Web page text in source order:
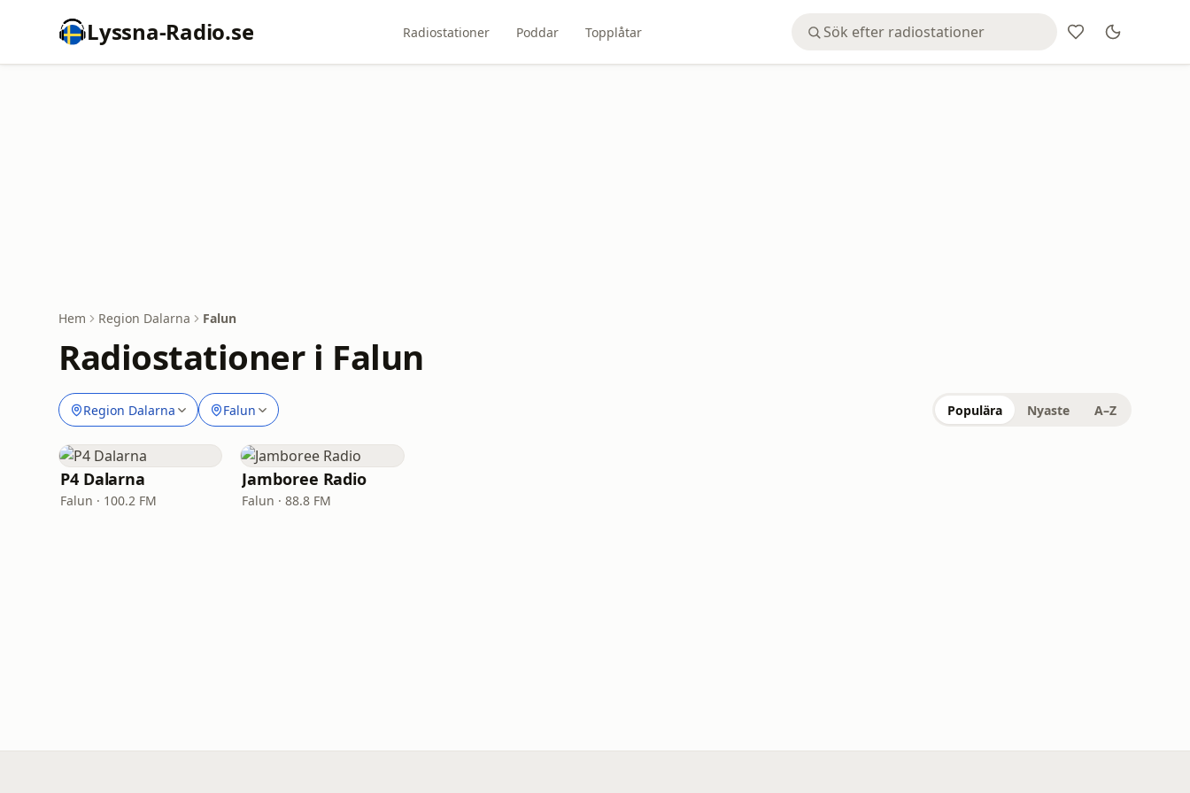
Lyssna-Radio.se Radiostationer Poddar Topplåtar
Hem Region Dalarna Falun
Radiostationer i Falun
Region Dalarna Falun Populära Nyaste A–Z
P4 Dalarna
Falun · 100.2 FM
Jamboree Radio
Falun · 88.8 FM